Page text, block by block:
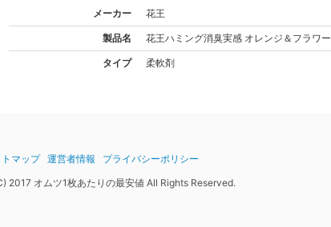
メーカー 花王
製品名 花王ハミング消臭実感 オレンジ＆フラワー
タイプ 柔軟剤
マップ 運営者情報
プライバシーポリシー
2017 オムツ1枚あたりの最安値 All Rights Reserved.